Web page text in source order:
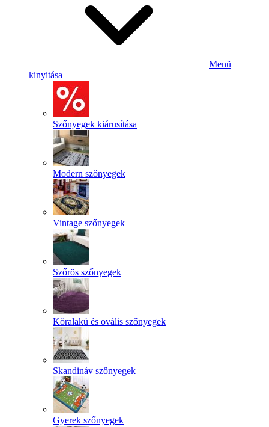
Menü
kinyitása
Szőnyegek kiárusítása
Modern szőnyegek
Vintage szőnyegek
Szőrös szőnyegek
Köralakú és ovális szőnyegek
Skandináv szőnyegek
Gyerek szőnyegek